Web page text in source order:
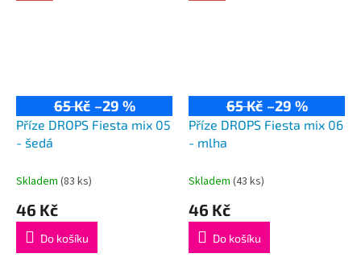
65 Kč –29 %
Příze DROPS Fiesta mix 05
- šedá
Skladem (83 ks)
46 Kč
Do košíku
65 Kč –29 %
Příze DROPS Fiesta mix 06
- mlha
Skladem (43 ks)
46 Kč
Do košíku